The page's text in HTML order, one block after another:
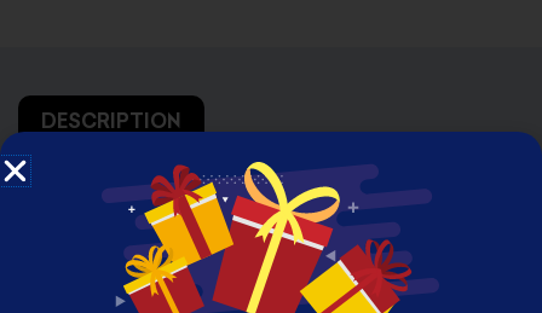
DESCRIPTION
Classic Games Backgammon – Spin Master